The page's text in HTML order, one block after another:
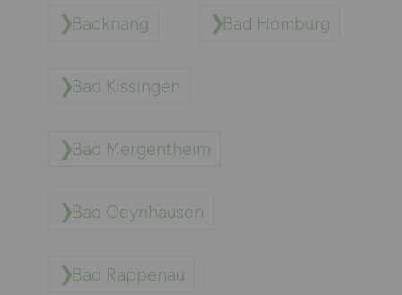
Backnang Bad Homburg
Bad Kissingen
Bad Mergentheim
Bad Oeynhausen
Bad Rappenau